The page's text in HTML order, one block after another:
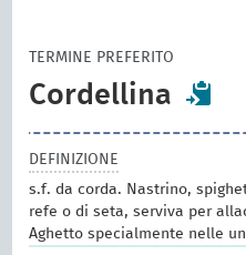
TERMINE PREFERITO
Cordellina
DEFINIZIONE
s.f. da corda. Nastrino,
refe o di seta, serviva per
Aghetto specialmente nelle